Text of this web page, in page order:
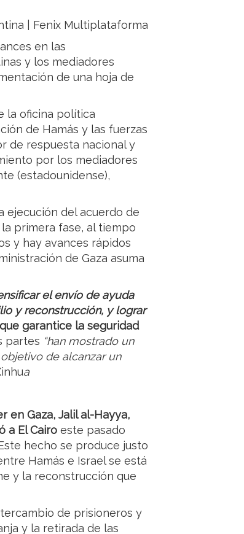
| Fenix Multiplataforma
en las
y los mediadores
de una hoja de
la oficina política
de Hamás y las fuerzas
de respuesta nacional y
por los mediadores
(estadounidense),
del acuerdo de
primera fase, al tiempo
y hay avances rápidos
de Gaza asuma
el envío de ayuda
y reconstrucción, y lograr
garantice la seguridad
partes “han mostrado un
de alcanzar un
a
en Gaza, Jalil al-Hayya,
a El Cairo este pasado
hecho se produce justo
Hamás e Israel se está
y la reconstrucción que
de prisioneros y
y la retirada de las